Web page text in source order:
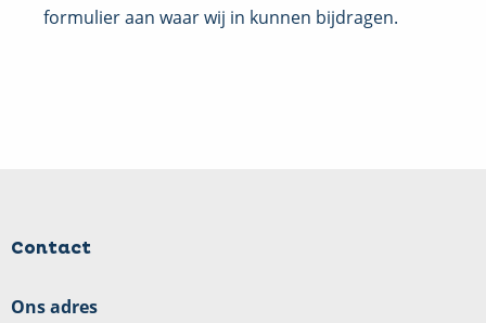
formulier aan waar wij in kunnen bijdragen.
Contact
Ons adres